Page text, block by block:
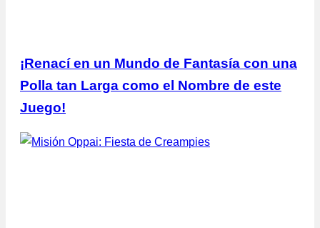
¡Renací en un Mundo de Fantasía con una
Polla tan Larga como el Nombre de este
Juego!